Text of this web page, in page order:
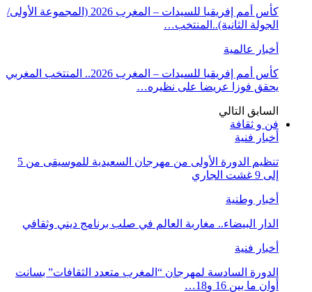
كأس أمم إفريقيا للسيدات – المغرب 2026 (المجموعة الأولى/
الجولة الثانية)..المنتخب…
أخبار عالمية
كأس أمم إفريقيا للسيدات – المغرب 2026.. المنتخب المغربي
يحقق فوزا عريضا على نظيره…
السابق التالي
فن و ثقافة
أخبار فنية
تنظيم الدورة الأولى من مهرجان السعيدية للموسيقى من 5
إلى 9 غشت الجاري
أخبار وطنية
الدار البيضاء.. مغاربة العالم في صلب برنامج ديني وثقافي
أخبار فنية
الدورة السادسة لمهرجان “المغرب متعدد الثقافات” بسانت
أوان ما بين 16 و18…